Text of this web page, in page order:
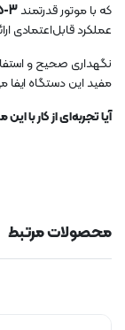
که با موتور قدرتمند3
عملکرد قابل‌اعتمادی
نگهداری صحیح و
مفید این دستگاه ایفا
آیا تجربه‌ای از کار با
محصولات مرتبط